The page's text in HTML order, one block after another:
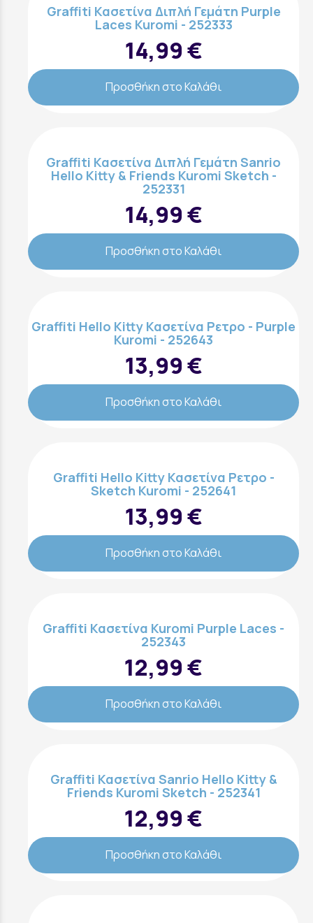
Graffiti Κασετίνα Διπλή Γεμάτη Purple
Laces Kuromi - 252333
14,99 €
Προσθήκη στο Καλάθι
Graffiti Κασετίνα Διπλή Γεμάτη Sanrio
Hello Kitty & Friends Kuromi Sketch -
252331
14,99 €
Προσθήκη στο Καλάθι
Graffiti Hello Kitty Κασετίνα Ρετρο - Purple
Kuromi - 252643
13,99 €
Προσθήκη στο Καλάθι
Graffiti Hello Kitty Κασετίνα Ρετρο -
Sketch Kuromi - 252641
13,99 €
Προσθήκη στο Καλάθι
Graffiti Κασετίνα Kuromi Purple Laces -
252343
12,99 €
Προσθήκη στο Καλάθι
Graffiti Κασετίνα Sanrio Hello Kitty &
Friends Kuromi Sketch - 252341
12,99 €
Προσθήκη στο Καλάθι